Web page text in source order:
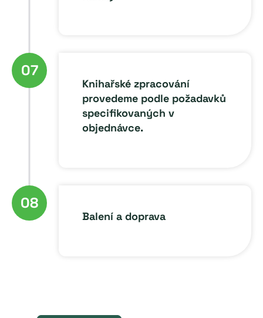
Knihařské zpracování
provedeme podle požadavků
specifikovaných v
objednávce.
07
Balení a doprava
08